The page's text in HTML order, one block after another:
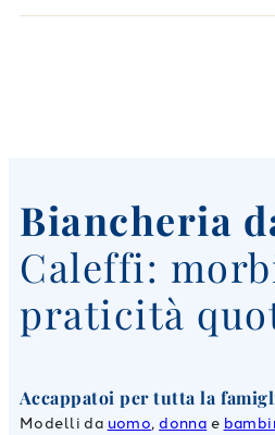
Biancheria
Caleffi:
praticità
Accappatoi per tutta la
Modelli da uomo,donna e